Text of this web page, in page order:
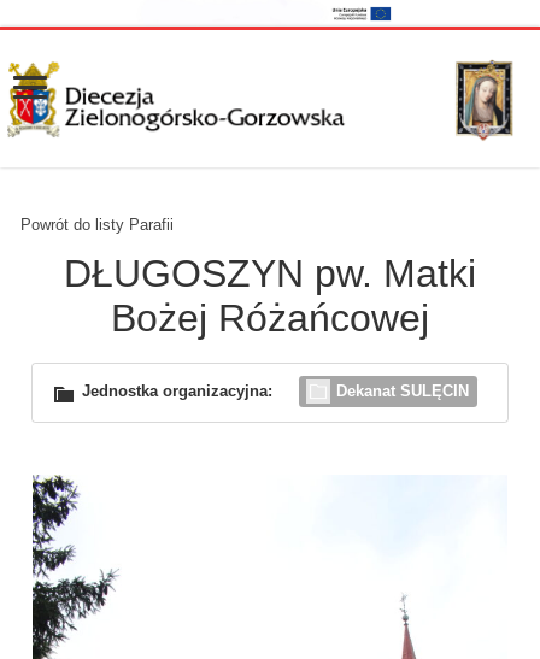
Powrót do listy Parafii
DŁUGOSZYN pw. Matki
Bożej Różańcowej
Jednostka organizacyjna: Dekanat SULĘCIN